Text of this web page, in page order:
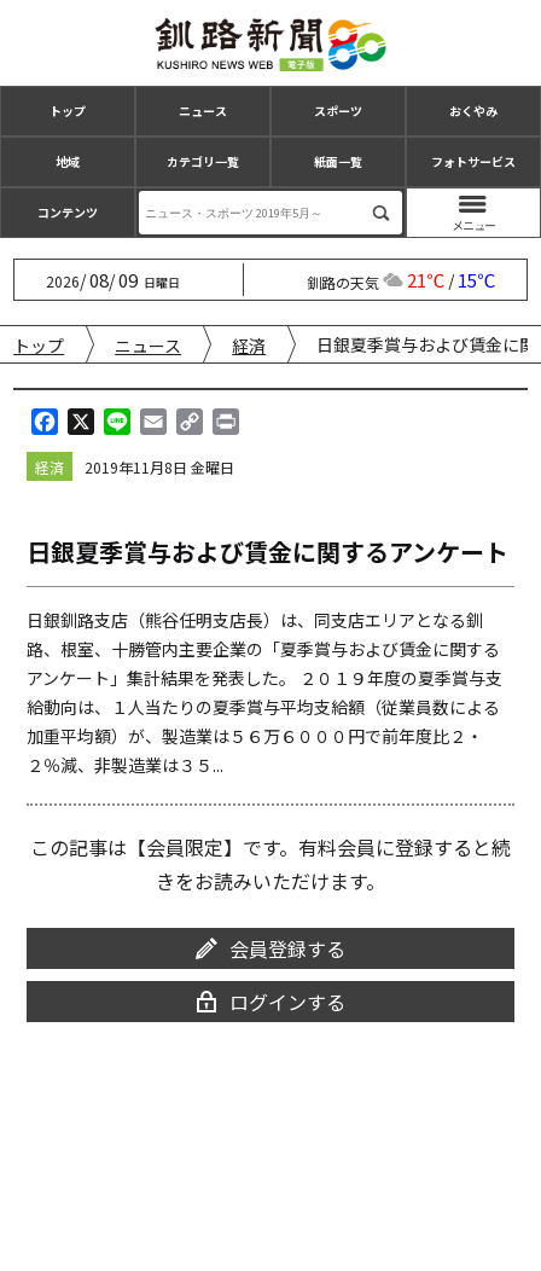
トップ ニュース スポーツ おくやみ
地域 カテゴリ一覧 紙面一覧 フォトサービス
コンテンツ
2026/08/09 日曜日 釧路の天気 21℃/15℃
トップ ニュース 経済 日銀夏季賞与および賃金に
a
c
o
o
k
n
a
p
i
n
k
経済 2019年11月8日 金曜日
日銀夏季賞与および賃金に関するアンケート
日銀釧路支店（熊谷任明支店長）は、同支店エリアとなる釧
路、根室、十勝管内主要企業の「夏季賞与および賃金に関する
アンケート」集計結果を発表した。 ２０１９年度の夏季賞与支
給動向は、１人当たりの夏季賞与平均支給額（従業員数による
加重平均額）が、製造業は５６万６０００円で前年度比２・
２％減、非製造業は３５...
この記事は【会員限定】です。有料会員に登録すると続
きをお読みいただけます。
会員登録する
ログインする